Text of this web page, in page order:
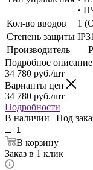
•
Кол-во вводов
1
Степень защиты
Производитель
Подробное
34 780 руб./шт
Варианты цен
34 780 руб./шт
Подробности
В наличии | Под
В корзину
Заказ в 1 клик